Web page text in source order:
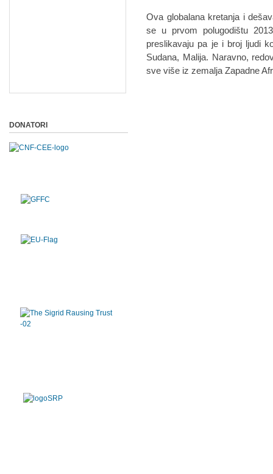
Ova globalana kretanja i
se u prvom polugodištu
preslikavaju pa je i broj ljudi
Sudana, Malija. Naravno,
sve više iz zemalja Zapadne
DONATORI